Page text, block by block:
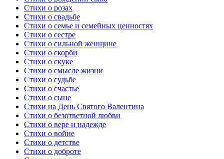
Стихи о розах
Стихи о свадьбе
Стихи о семье и семейных ценностях
Стихи о сестре
Стихи о сильной женщине
Стихи о скорби
Стихи о скуке
Стихи о смысле жизни
Стихи о судьбе
Стихи о счастье
Стихи о сыне
Стихи на День Святого Валентина
Стихи о безответной любви
Стихи о вере и надежде
Стихи о войне
Стихи о детстве
Стихи о доброте